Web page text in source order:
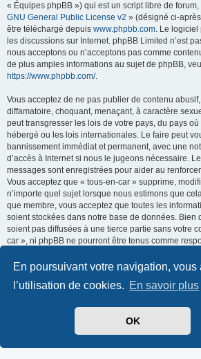
En poursuivant votre navigation, vous
l’utilisation de cookies. En savoir plus
OK
« Équipes phpBB ») qui est un script libre de
GNU General Public License v2 » (désigné ci-
être téléchargé depuis www.phpbb.com. Le logiciel
les discussions sur Internet. phpBB Limited n’est
nous acceptons ou n’acceptons pas comme
de plus amples informations au sujet de phpBB,
https://www.phpbb.com/.
Vous acceptez de ne pas publier de contenu
diffamatoire, choquant, menaçant, à caractère
peut transgresser les lois de votre pays, du pays
hébergé ou les lois internationales. Le faire peut
bannissement immédiat et permanent, avec une
d’accès à Internet si nous le jugeons nécessaire.
messages sont enregistrées pour aider au
Vous acceptez que « tous-en-car » supprime,
n’importe quel sujet lorsque nous estimons que
que membre, vous acceptez que toutes les
soient stockées dans notre base de données. Bien
soient pas diffusées à une tierce partie sans votre
car », ni phpBB ne pourront être tenus comme
Index du forum
Développé parphpBB® Forum Software ©
Traduit par
Confidentialité|Conditions